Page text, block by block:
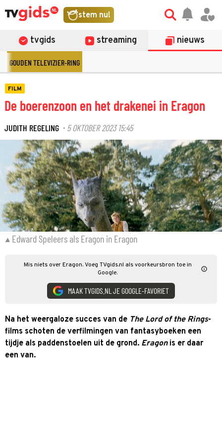
stem nu!
tvgids streaming nieuws
GOUDEN TELEVIZIER-RING
FILM
De boerenzoon en het drakenei in Eragon
JUDITH REGELING · 5 OKTOBER 2023 15:45
©
Edward Speleers als Eragon in Eragon
Mis niets over Eragon. Voeg TVgids.nl als voorkeursbron toe in
Google.
MAAK TVGIDS.NL JE GOOGLE-FAVORIET
Na het weergaloze succes van de The Lord of the Rings-
films schoten de verfilmingen van fantasyboeken een
tijdje als paddenstoelen uit de grond. Eragon is er daar
een van.